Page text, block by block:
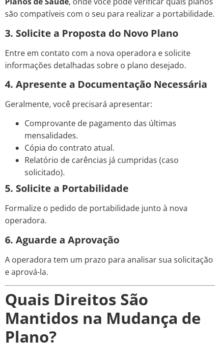
são compatíveis com o seu para realizar a portabilidade.
3. Solicite a Proposta do Novo Plano
Entre em contato com a nova operadora e solicite
informações detalhadas sobre o plano desejado.
4. Apresente a Documentação Necessária
Geralmente, você precisará apresentar:
Comprovante de pagamento das últimas
mensalidades.
Cópia do contrato atual.
Relatório de carências já cumpridas (caso
solicitado).
5. Solicite a Portabilidade
Formalize o pedido de portabilidade junto à nova
operadora.
6. Aguarde a Aprovação
A operadora tem um prazo para analisar sua solicitação
e aprová-la.
Quais Direitos São
Mantidos na Mudança de
Plano?